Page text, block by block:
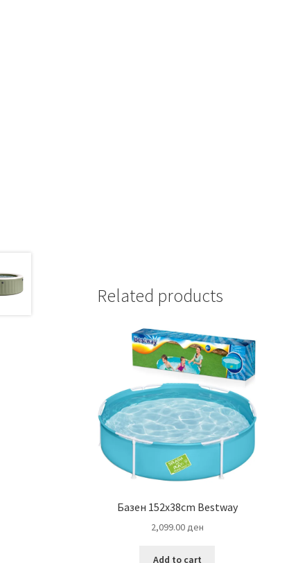
Related products
Базен 152х38cm Bestway
2,099.00ден
Add to cart